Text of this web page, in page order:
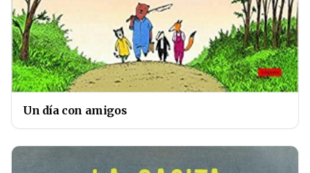
Un día con amigos